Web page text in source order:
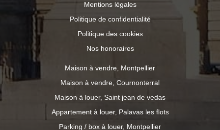
Mentions légales
Politique de confidentialité
Politique des cookies
Nos honoraires
Maison à vendre, Montpellier
Maison à vendre, Cournonterral
Maison à louer, Saint jean de vedas
Appartement à louer, Palavas les flots
Parking / box à louer, Montpellier